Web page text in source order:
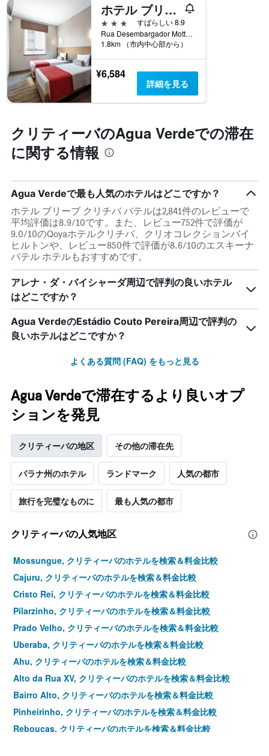
客
室
の
平
均
料
金
を
表
て
い
ま
す
の
X
軸
1​
本
は、
曜
日
し
て
い
す。
表
の
Y
軸
1​
本
は、
客
室
の
平
料
金
い
ま
す
ホテル ブリーブ クリチバ バテル
3つ星
すばらしい 8.9
Rua Desembargador Motta, 1221, クリティーバ, ブラジル
1.8km （市内中心部から）
¥6,584
詳細を見る
クリティーバのAgua Verdeでの滞在
に関する情報
Agua Verdeで最も人気のホテルはどこですか？
ホテル ブリーブ クリチバ バテルは2,841件のレビューで
平均評価は8.9/10です。また、レビュー752件で評価が
9.0/10のQoyaホテルクリチバ、クリオコレクションバイ
ヒルトンや、レビュー850件で評価が8.6/10のエスキーナ
バテル ホテルもおすすめです。
アレナ・ダ・バイシャーダ周辺で評判の良いホテル
はどこですか？
Agua VerdeのEstádio Couto Pereira周辺で評判の
良いホテルはどこですか？
よくある質問 (FAQ) をもっと見る
Agua Verdeで滞在するより良いオプ
ションを発見
クリティーバの地区 その他の滞在先
パラナ州のホテル ランドマーク 人気の都市
旅行を完璧なものに 最も人気の都市
クリティーバの人気地区
Mossungue, クリティーバのホテルを検索＆料金比較
Cajuru, クリティーバのホテルを検索＆料金比較
Cristo Rei, クリティーバのホテルを検索＆料金比較
Pilarzinho, クリティーバのホテルを検索＆料金比較
Prado Velho, クリティーバのホテルを検索＆料金比較
Uberaba, クリティーバのホテルを検索＆料金比較
Ahu, クリティーバのホテルを検索＆料金比較
Alto da Rua XV, クリティーバのホテルを検索＆料金比較
Bairro Alto, クリティーバのホテルを検索＆料金比較
Pinheirinho, クリティーバのホテルを検索＆料金比較
Reboucas, クリティーバのホテルを検索＆料金比較